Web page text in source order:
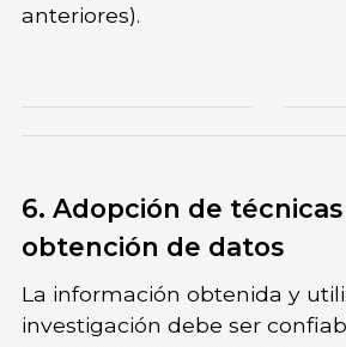
anteriores).
6. Adopción de
obtención de datos
La información obtenida y
investigación debe ser